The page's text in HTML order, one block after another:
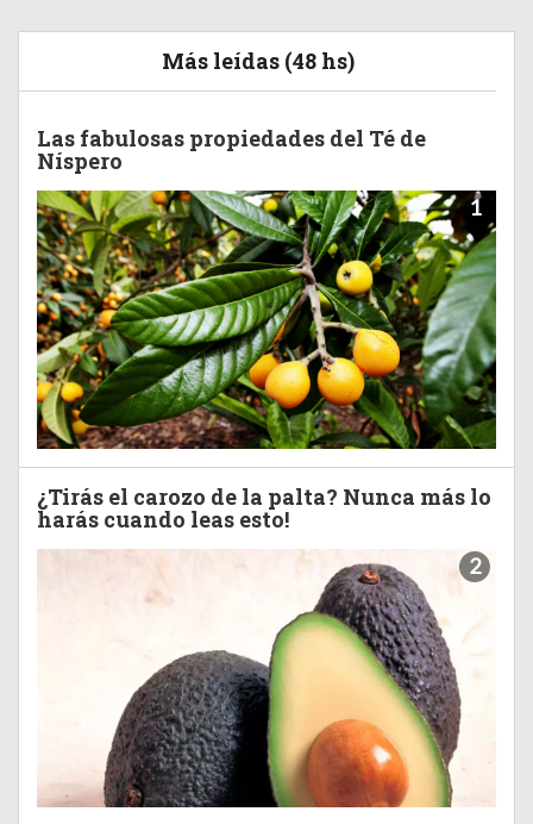
Más leídas (48 hs)
Las fabulosas propiedades del Té de
Níspero
1
¿Tirás el carozo de la palta? Nunca más lo
harás cuando leas esto!
2